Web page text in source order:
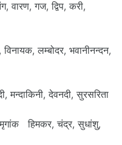
वारण, गज, द्विप, करी,
लम्बोदर, भवानीनन्दन,
मन्दाकिनी, देवनदी, सुरसरिता
हिमकर, चंद्र, सुधांशु,